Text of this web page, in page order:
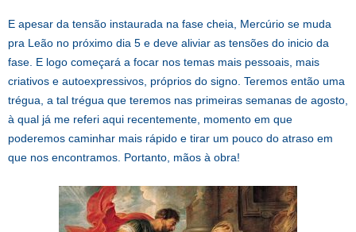
E apesar da tensão instaurada na fase cheia, Mercúrio se muda
pra Leão no próximo dia 5 e deve aliviar as tensões do inicio da
fase. E logo começará a focar nos temas mais pessoais, mais
criativos e autoexpressivos, próprios do signo. Teremos então uma
trégua, a tal trégua que teremos nas primeiras semanas de agosto,
à qual já me referi aqui recentemente, momento em que
poderemos caminhar mais rápido e tirar um pouco do atraso em
que nos encontramos. Portanto, mãos à obra!